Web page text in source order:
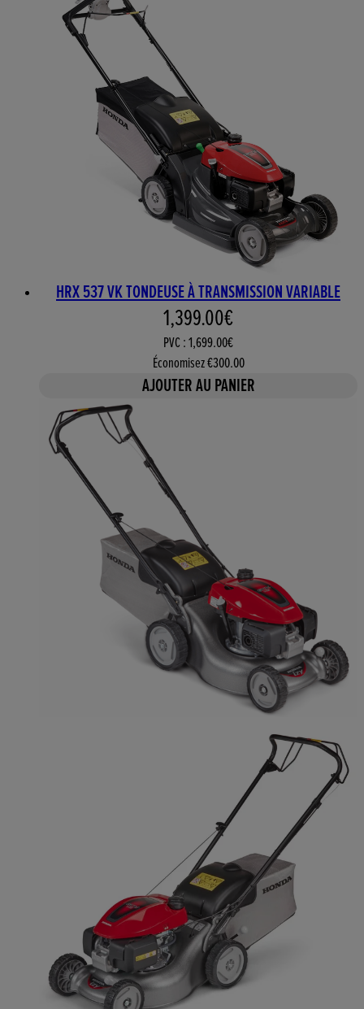
HRX 537 VK TONDEUSE À TRANSMISSION VARIABLE
Prix actuel : 1,399.00€. Prix
1,399.00€
PVC : 1,699.00€
Économisez €300.00
AJOUTER AU PANIER